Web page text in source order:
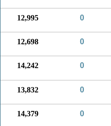
0
12,995
0
12,698
0
14,242
0
13,832
0
14,379